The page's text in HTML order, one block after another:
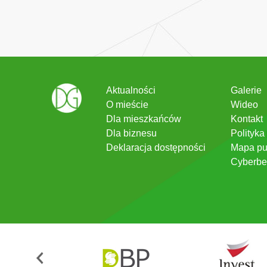
Aktualności
O mieście
Dla mieszkańców
Dla biznesu
Deklaracja dostępności
Galerie
Wideo
Kontakt
Mapa